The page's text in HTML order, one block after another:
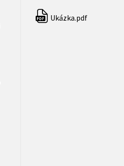
PDF Ukázka.pdf